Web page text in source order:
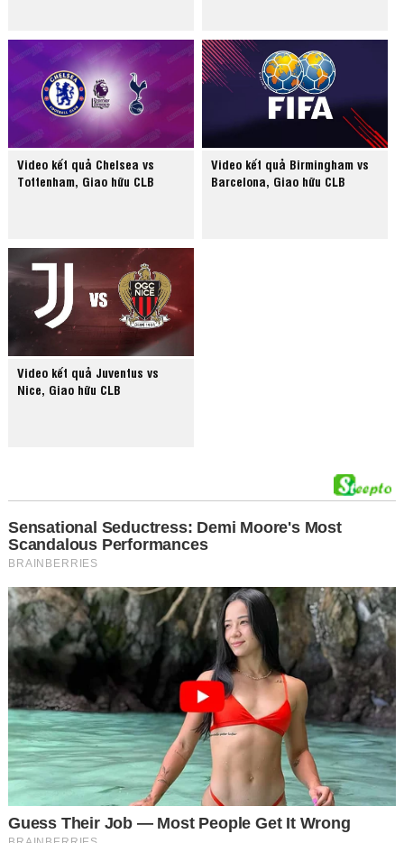
Video kết quả Chelsea vs
Tottenham, Giao hữu CLB
Video kết quả Birmingham vs
Barcelona, Giao hữu CLB
Video kết quả Juventus vs
Nice, Giao hữu CLB